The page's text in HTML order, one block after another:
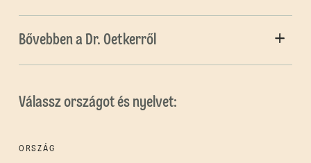
Bővebben a Dr. Oetkerről
Válassz országot és nyelvet:
ORSZÁG